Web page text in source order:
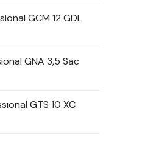
GCM 12 GDL
GNA 3,5 Sac
GTS 10 XC